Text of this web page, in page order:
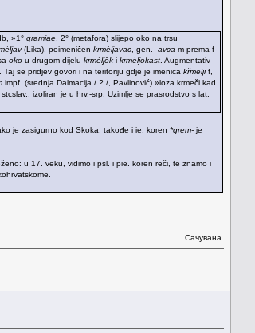
»1° gramiae , 2° (metafora) slijepo oko na trsu
(Lika), poimeničen krmèljavac , gen. -avca m prema f
oko u drugom dijelu krmèljōk i krmèljokast . Augmentativ
. Taj se pridjev govori i na teritoriju gdje je imenica křmeljif,
impf. (srednja Dalmacija / ? /, Pavlinović) »loza krmeči kad
izoliran je u hrv.-srp. Uzimlje se prasrodstvo s lat.
je zasigurno kod Skoka; takođe i ie. koren *qrem- je
u 17. veku, vidimo i psl. i pie. koren reči, te znamo i
Сачувана